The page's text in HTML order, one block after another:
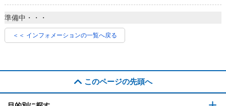
準備中・・・
＜＜ インフォメーションの一覧へ戻る
このページの先頭へ